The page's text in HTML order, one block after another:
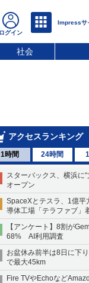
社会
アクセスランキング
1時間 24時間
スターバックス、横浜に
オープン
SpaceXとテスラ、1億平
導体工場「テラファブ」
【アンケート】8割が
68% AI利用調査
お盆休み前半は8日に下
で最大45km
Fire TVやEchoなど